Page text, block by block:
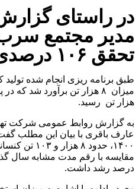
مدیر مجتمع
تحقق ۱۰۶ درصدی تولید
هزار تن رسید.
به گزارش روابط عمومی شرکت تهیه
عارف باقری با بیان این مطلب
۱۴۰۰، حدود ۸
درصد رشد داشت.